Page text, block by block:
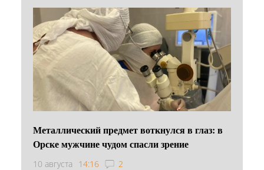
Металлический предмет воткнулся в глаз: в
Орске мужчине чудом спасли зрение
10 августа 14:16 2